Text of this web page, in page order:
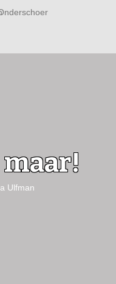
Ulfman